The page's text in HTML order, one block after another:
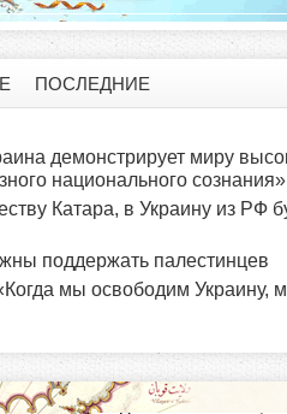
ПОСЛЕДНИЕ
демонстрирует миру
национального сознания»
Катара, в Украину из РФ
поддержать палестинцев
мы освободим Украину,